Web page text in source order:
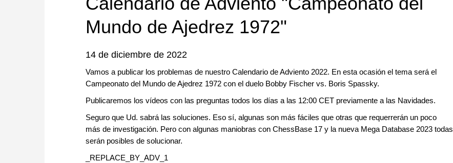
Mundo de Ajedrez 1972"
14 de diciembre de 2022
Vamos a publicar los problemas de nuestro Calendario de Adviento 2022. En esta ocasión el tema será el
Campeonato del Mundo de Ajedrez 1972 con el duelo Bobby Fischer vs. Boris Spassky.
Publicaremos los vídeos con las preguntas todos los días a las 12:00 CET previamente a las Navidades.
Seguro que Ud. sabrá las soluciones. Eso sí, algunas son más fáciles que otras que requerrerán un poco
más de investigación. Pero con algunas maniobras con ChessBase 17 y la nueva Mega Database 2023 todas
serán posibles de solucionar.
_REPLACE_BY_ADV_1